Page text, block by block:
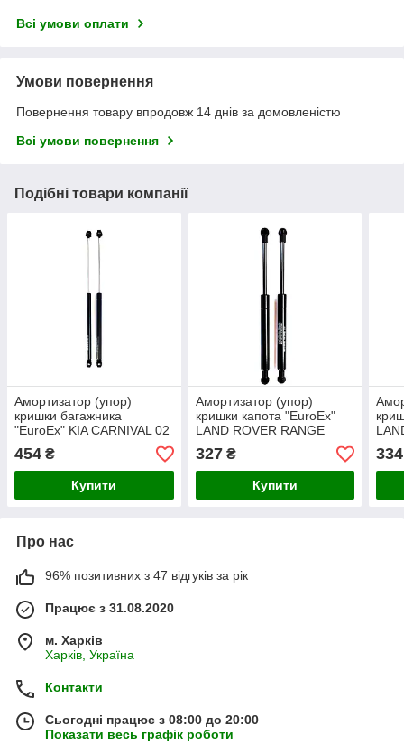
Всі умови оплати
Умови повернення
Повернення товару впродовж 14 днів за домовленістю
Всі умови повернення
Подібні товари компанії
Амортизатор (упор)
кришки багажника
"EuroEx" KIA CARNIVAL 02
725N 737mm
454 ₴
Купити
Амортизатор (упор)
кришки капота "EuroEx"
LAND ROVER RANGE
ROVER III 02 410N
292mm
327₴
Купити
334
Про нас
96% позитивних з 47 відгуків за рік
Працює з 31.08.2020
м. Харків
Харків, Україна
Контакти
Сьогодні працює з 08:00 до 20:00
Показати весь графік роботи